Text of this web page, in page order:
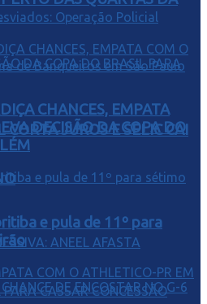
JUROS E SELIC CAI
CHANCES, EMPATA
DECISÃO DA COPA DO
e pula de 11º para